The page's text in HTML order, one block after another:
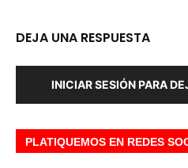
DEJA UNA RESPUESTA
INICIAR SESIÓN PARA
PLATIQUEMOS EN REDES